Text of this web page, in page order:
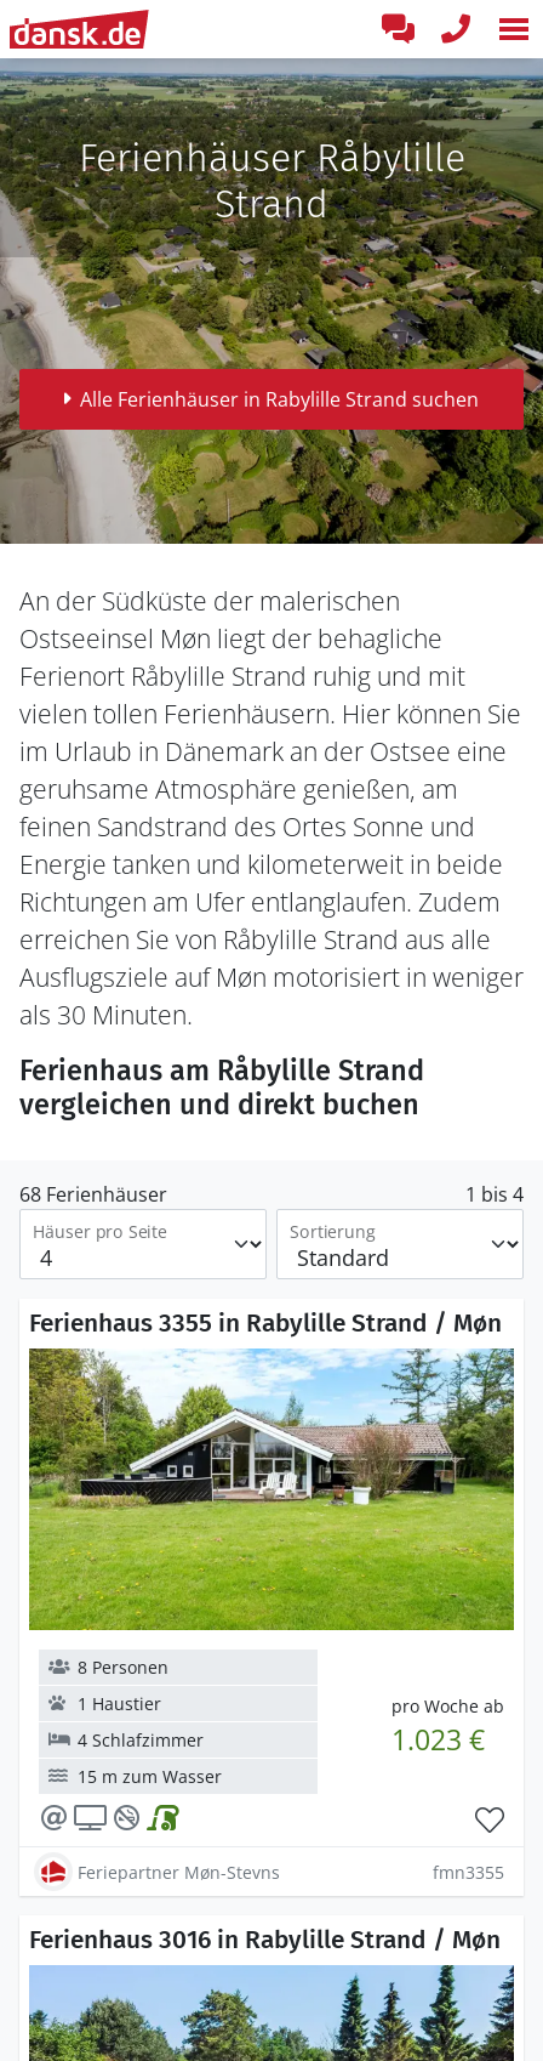
Ferienhäuser Råbylille
Strand
Alle Ferienhäuser in Rabylille Strand suchen
An der Südküste der malerischen
Ostseeinsel Møn liegt der behagliche
Ferienort Råbylille Strand ruhig und mit
vielen tollen Ferienhäusern. Hier können Sie
im Urlaub in Dänemark an der Ostsee eine
geruhsame Atmosphäre genießen, am
feinen Sandstrand des Ortes Sonne und
Energie tanken und kilometerweit in beide
Richtungen am Ufer entlanglaufen. Zudem
erreichen Sie von Råbylille Strand aus alle
Ausflugsziele auf Møn motorisiert in weniger
als 30 Minuten.
Ferienhaus am Råbylille Strand
vergleichen und direkt buchen
68 Ferienhäuser 1 bis 4
Häuser pro Seite Sortierung
Ferienhaus 3355 in Rabylille Strand / Møn
pro Woche ab
1.023 €
8 Personen
1 Haustier
4 Schlafzimmer
15 m zum Wasser
Feriepartner Møn-Stevns fmn3355
Ferienhaus 3016 in Rabylille Strand / Møn